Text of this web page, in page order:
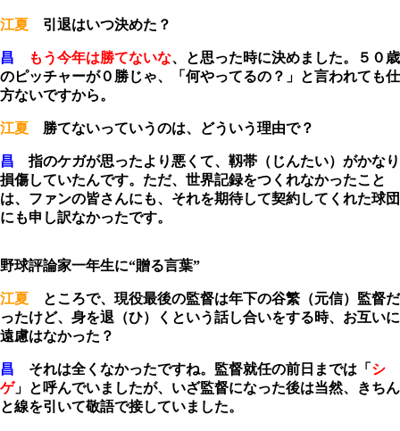
江夏 引退はいつ決めた？
昌 もう今年は勝てないな、と思った時に決めました。５０歳
のピッチャーが０勝じゃ、「何やってるの？」と言われても仕
方ないですから。
江夏 勝てないっていうのは、どういう理由で？
昌 指のケガが思ったより悪くて、靱帯（じんたい）がかなり
損傷していたんです。ただ、世界記録をつくれなかったこと
は、ファンの皆さんにも、それを期待して契約してくれた球団
にも申し訳なかったです。
野球評論家一年生に“贈る言葉”
江夏 ところで、現役最後の監督は年下の谷繁（元信）監督だ
ったけど、身を退（ひ）くという話し合いをする時、お互いに
遠慮はなかった？
昌 それは全くなかったですね。監督就任の前日までは「 シ
ゲ」と呼んでいましたが、いざ監督になった後は当然、きちん
と線を引いて敬語で接していました。